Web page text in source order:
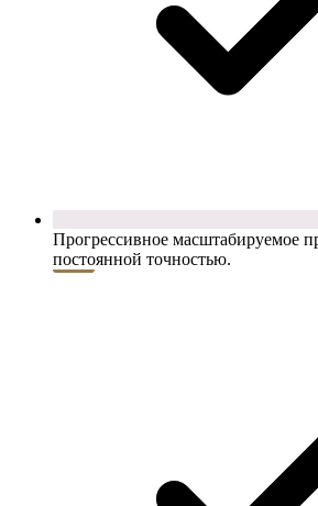
Прогрессивное масштабируемое
постоянной точностью.